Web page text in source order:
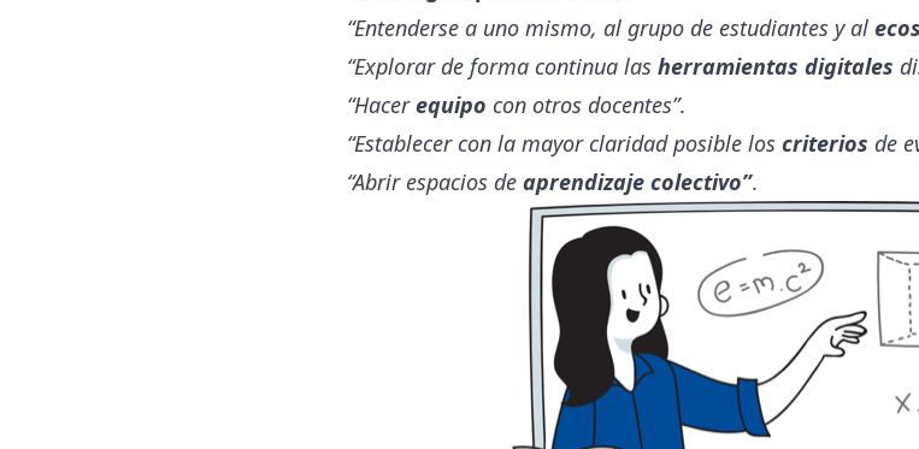
“Entenderse a uno mismo, al grupo de estudiantes y al
“Explorar de forma continua las herramientas digitales
“Hacerequipo con otros docentes”.
“Establecer con la mayor claridad posible los criterios de
“Abrir espacios de aprendizaje colectivo”.